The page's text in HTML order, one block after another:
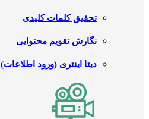
تحقیق کلمات کلیدی
نگارش تقویم محتوایی
دیتا اینتری (ورود اطلاعات)